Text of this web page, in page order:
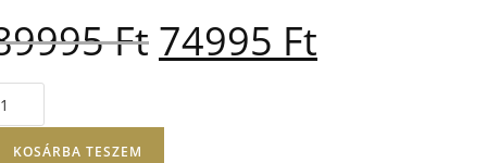
Ft 74995 Ft
KOSÁRBA TESZEM